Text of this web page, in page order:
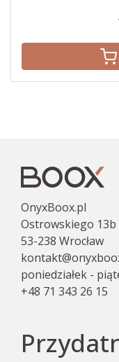
OnyxBoox.pl
Ostrowskiego 13b
53-238 Wrocław
poniedziałek -
+48 71 343 26 15